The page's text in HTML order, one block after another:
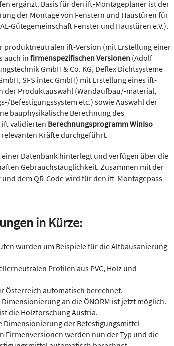
ergänzt. Basis für den ift-Montageplaner ist der
der Montage von Fenstern und Haustüren für
Gütegemeinschaft Fenster und Haustüren e.V.).
produktneutralen ift-Version (mit Erstellung einer
auch in firmenspezifischen Versionen (Adolf
GmbH & Co. KG, Deflex Dichtsysteme
SFS intec GmbH) mit Erstellung eines ift-
der Produktauswahl (Wandaufbau/-material,
Befestigungssystem etc.) sowie Auswahl der
bauphysikalische Berechnung des
ift validierten Berechnungsprogramm WinIso
Kräfte durchgeführt.
Datenbank hinterlegt und verfügen über die
Gebrauchstauglichkeit. Zusammen mit der
dem QR-Code wird für den ift-Montagepass
in Kürze:
wurden um Beispiele für die Altbausanierung
Profilen aus PVC, Holz und
Österreich automatisch berechnet.
an die ÖNORM ist jetzt möglich.
die Holzforschung Austria.
Dimensionierung der Befestigungsmittel
Firmenversionen werden nun der Typ und die